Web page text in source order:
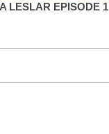
LESLAR EPISODE 1